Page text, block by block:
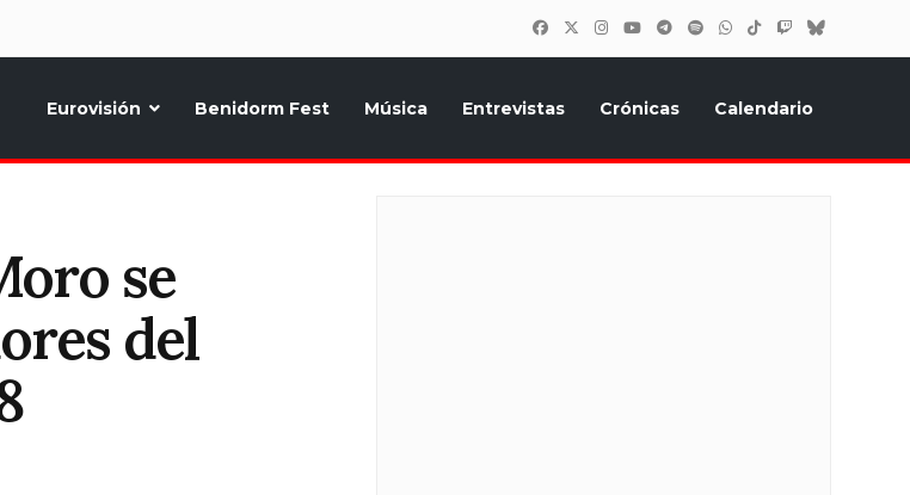
Eurovisión Benidorm Fest Música Entrevistas Crónicas Calendario
se
del